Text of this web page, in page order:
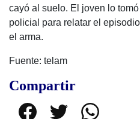
cayó al suelo. El joven lo
policial para relatar el
el arma.
Fuente: telam
Compartir